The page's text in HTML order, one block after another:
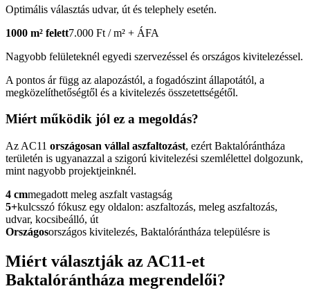
Optimális választás udvar, út és telephely esetén.
1000 m² felett7.000 Ft / m² + ÁFA
Nagyobb felületeknél egyedi szervezéssel és országos kivitelezéssel.
A pontos ár függ az alapozástól, a fogadószint állapotától, a
megközelíthetőségtől és a kivitelezés összetettségétől.
Miért működik jól ez a megoldás?
Az AC11 országosan vállal aszfaltozást, ezért Baktalórántháza
területén is ugyanazzal a szigorú kivitelezési szemlélettel dolgozunk,
mint nagyobb projektjeinknél.
4 cmmegadott meleg aszfalt vastagság
5+kulcsszó fókusz egy oldalon: aszfaltozás, meleg aszfaltozás,
udvar, kocsibeálló, út
Országosországos kivitelezés, Baktalórántháza településre is
Miért választják az AC11-et
Baktalórántháza megrendelői?